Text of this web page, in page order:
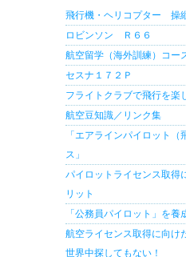
飛行機・ヘリコプター 操
ロビンソン Ｒ６６
航空留学（海外訓練）コー
セスナ１７２Ｐ
フライトクラブで飛行を楽
航空豆知識／リンク集
「エアラインパイロット
ス」
パイロットライセンス取得
リット
「公務員パイロット」を養
航空ライセンス取得に向け
世界中探してもない！